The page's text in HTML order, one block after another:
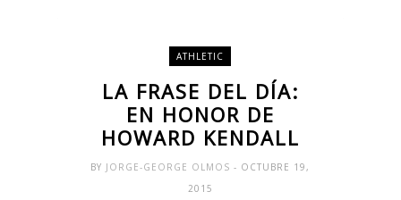
ATHLETIC
LA FRASE DEL DÍA:
EN HONOR DE
HOWARD KENDALL
BY JORGE-GEORGE OLMOS- OCTUBRE 19,
2015